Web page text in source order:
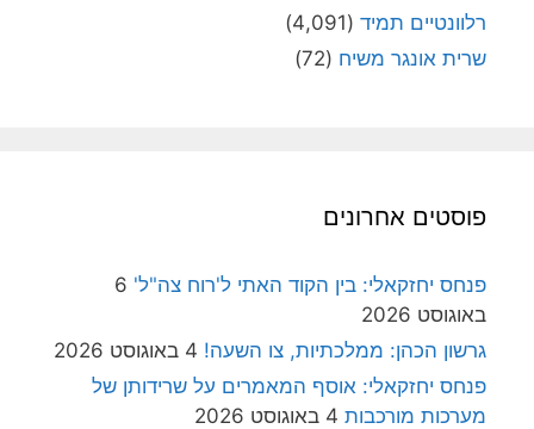
רלוונטיים תמיד (4,091)
שרית אונגר משיח (72)
פוסטים אחרונים
פנחס יחזקאלי: בין הקוד האתי ל'רוח צה"ל' 6
באוגוסט 2026
גרשון הכהן: ממלכתיות, צו השעה! 4 באוגוסט 2026
פנחס יחזקאלי: אוסף המאמרים על שרידותן של
מערכות מורכבות 4 באוגוסט 2026